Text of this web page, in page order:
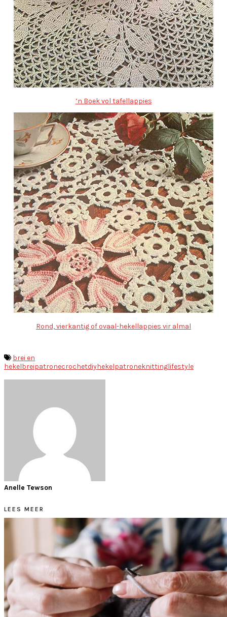
’n Boek vol tafellappies
Rond, vierkantig of ovaal-hekellappies vir almal
brei en
hekelbreipatronecrochetdiyhekelpatroneknittinglifestyle
Anelle Tewson
LEES MEER